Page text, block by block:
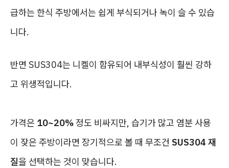
급하는 한식 주방에서는 쉽게 부식되거나 녹이 슬 수 있습
니다.
반면 SUS304는 니켈이 함유되어 내부식성이 훨씬 강하
고 위생적입니다.
가격은 10~20% 정도 비싸지만, 습기가 많고 염분 사용
이 잦은 주방이라면 장기적으로 볼 때 무조건 SUS304 재
질을 선택하는 것이 맞습니다.